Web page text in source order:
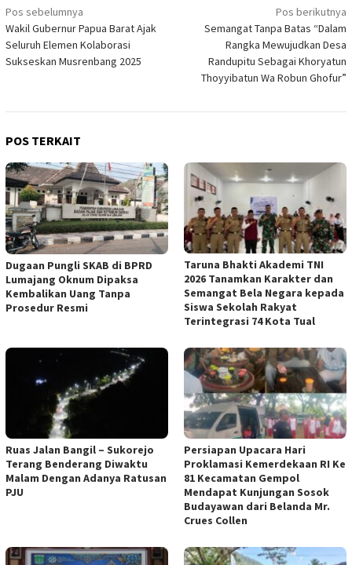
Navigasi
pos
Pos sebelumnya
Wakil Gubernur Papua Barat Ajak
Seluruh Elemen Kolaborasi
Sukseskan Musrenbang 2025
Pos berikutnya
Semangat Tanpa Batas “Dalam
Rangka Mewujudkan Desa
Randupitu Sebagai Khoryatun
Thoyyibatun Wa Robun Ghofur”
POS TERKAIT
Dugaan Pungli SKAB di BPRD
Lumajang Oknum Dipaksa
Kembalikan Uang Tanpa
Prosedur Resmi
Taruna Bhakti Akademi TNI
2026 Tanamkan Karakter dan
Semangat Bela Negara kepada
Siswa Sekolah Rakyat
Terintegrasi 74 Kota Tual
Ruas Jalan Bangil – Sukorejo
Terang Benderang Diwaktu
Malam Dengan Adanya Ratusan
PJU
Persiapan Upacara Hari
Proklamasi Kemerdekaan RI Ke
81 Kecamatan Gempol
Mendapat Kunjungan Sosok
Budayawan dari Belanda Mr.
Crues Collen